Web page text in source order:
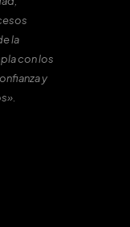
la
con los
y